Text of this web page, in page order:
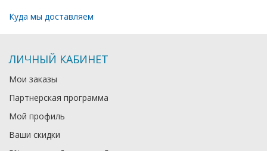
Куда мы доставляем
ЛИЧНЫЙ КАБИНЕТ
Мои заказы
Партнерская программа
Мой профиль
Ваши скидки